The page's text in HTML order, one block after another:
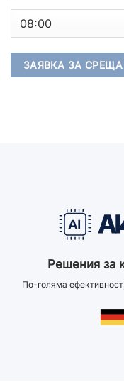
Решения за
По-голяма